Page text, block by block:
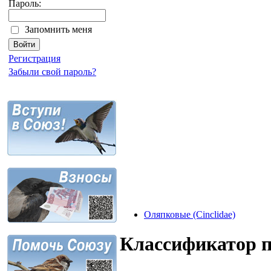
Пароль:
Запомнить меня
Регистрация
Забыли свой пароль?
Оляпковые (Cinclidae)
Классификатор